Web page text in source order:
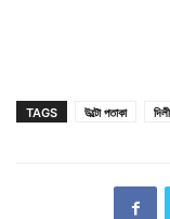
TAGS উল্টো পতাকা